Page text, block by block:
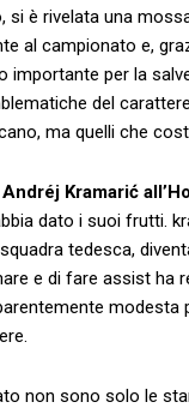
è ⁣rivelata ⁢una‌
al campionato e,⁤
per la
del
ma quelli che
Kramarić
dato i suoi frutti.
tedesca,⁢
e di⁤ fare⁢ assist ha
​modesta
non ​sono solo le